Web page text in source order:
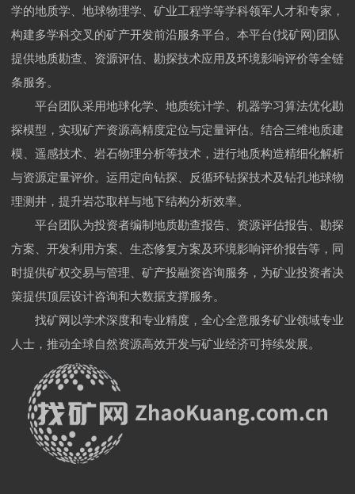
学的地质学、地球物理学、矿业工程学等学科领军人才和专家，
构建多学科交叉的矿产开发前沿服务平台。本平台(找矿网)团队
提供地质勘查、资源评估、勘探技术应用及环境影响评价等全链
条服务。
平台团队采用地球化学、地质统计学、机器学习算法优化勘
探模型，实现矿产资源高精度定位与定量评估。结合三维地质建
模、遥感技术、岩石物理分析等技术，进行地质构造精细化解析
与资源定量评价。运用定向钻探、反循环钻探技术及钻孔地球物
理测井，提升岩芯取样与地下结构分析效率。
平台团队为投资者编制地质勘查报告、资源评估报告、勘探
方案、开发利用方案、生态修复方案及环境影响评价报告等，同
时提供矿权交易与管理、矿产投融资咨询服务，为矿业投资者决
策提供顶层设计咨询和大数据支撑服务。
找矿网以学术深度和专业精度，全心全意服务矿业领域专业
人士，推动全球自然资源高效开发与矿业经济可持续发展。